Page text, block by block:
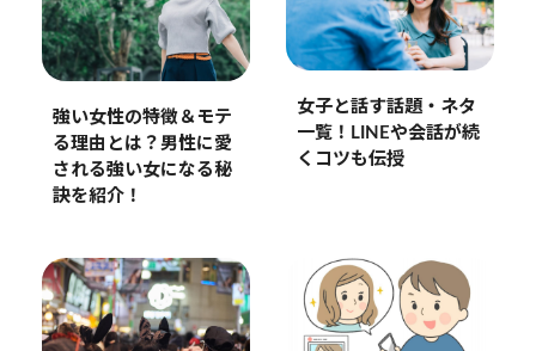
強い女性の特徴＆モテ
る理由とは？男性に愛
される強い女になる秘
訣を紹介！
女子と話す話題・ネタ
一覧！LINEや会話が続
くコツも伝授